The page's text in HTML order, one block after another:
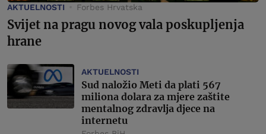
AKTUELNOSTI Forbes Hrvatska
Svijet na pragu novog vala poskupljenja
hrane
AKTUELNOSTI
Sud naložio Meti da plati 567
miliona dolara za mjere zaštite
mentalnog zdravlja djece na
internetu